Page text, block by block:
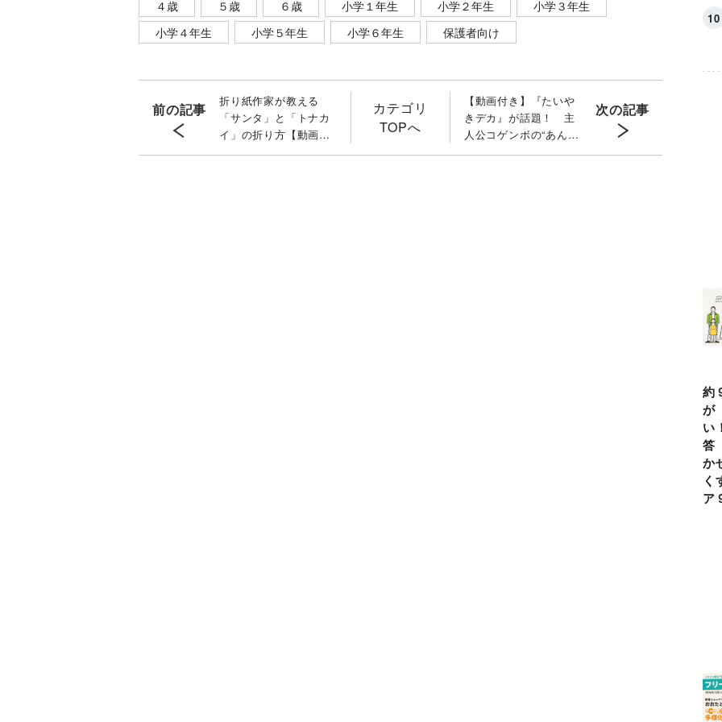
４歳 ５歳 ６歳 小学１年生 小学２年生
小学３年生
小学４年生
小学５年生 小学６年生 保護者向け
前の記事
折り紙作家が教える
「サンタ」と「トナカ
イ」の折り方【動画あ
り】クリスマスに親子
カテゴリ
TOPへ
【動画付き】『たいや
きデカ』が話題！ 主
人公コゲンボの“あんこ
マックスバージョン”を
次の記事
約
が
い
答
か
く
ア